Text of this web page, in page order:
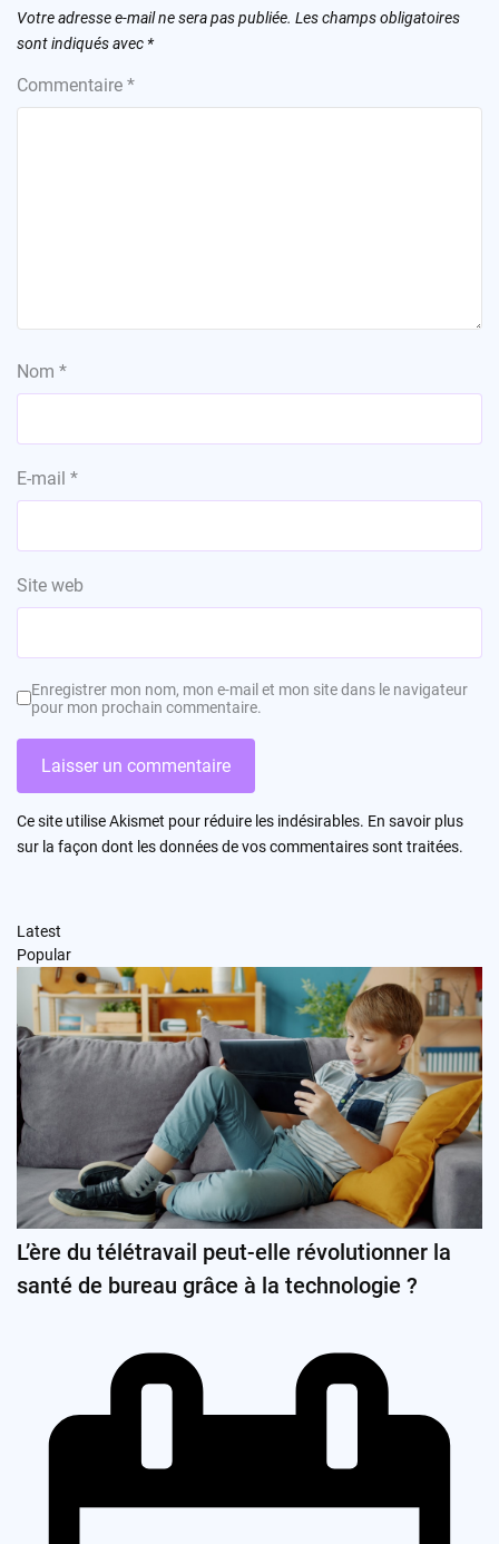
Votre adresse e-mail ne sera pas publiée. Les champs obligatoires
sont indiqués avec *
Commentaire *
Nom *
E-mail *
Site web
Enregistrer mon nom, mon e-mail et mon site dans le navigateur
pour mon prochain commentaire.
Ce site utilise Akismet pour réduire les indésirables. En savoir plus
sur la façon dont les données de vos commentaires sont traitées.
Latest
Popular
L’ère du télétravail peut-elle révolutionner la
santé de bureau grâce à la technologie ?